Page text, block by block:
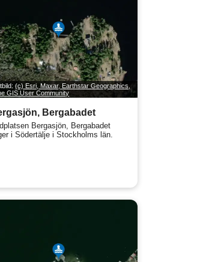
(c) Esri, Maxar, Earthstar Geographics,
GIS User Community
Bergabadet
Bergasjön, Bergabadet
i Södertälje i Stockholms län.